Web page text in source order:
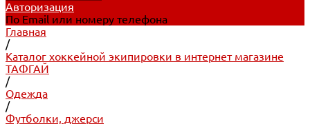
Авторизация
По Email или номеру телефона
Главная
/
Каталог хоккейной экипировки в интернет магазине
ТАФГАЙ
/
Одежда
/
Футболки, джерси